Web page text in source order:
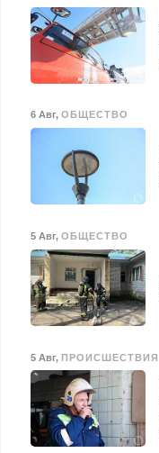
6 Авг, ОБЩЕСТВО
5 Авг, ОБЩЕСТВО
5 Авг, ПРОИСШЕСТВИЯ